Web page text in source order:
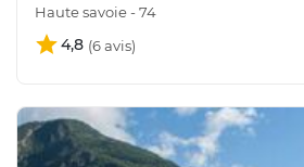
Haute savoie - 74
4,8